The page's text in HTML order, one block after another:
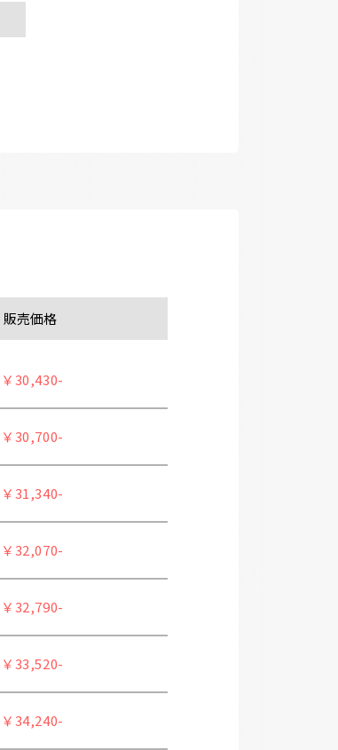
販売価格
￥30,430-
￥30,700-
￥31,340-
￥32,070-
￥32,790-
￥33,520-
￥34,240-